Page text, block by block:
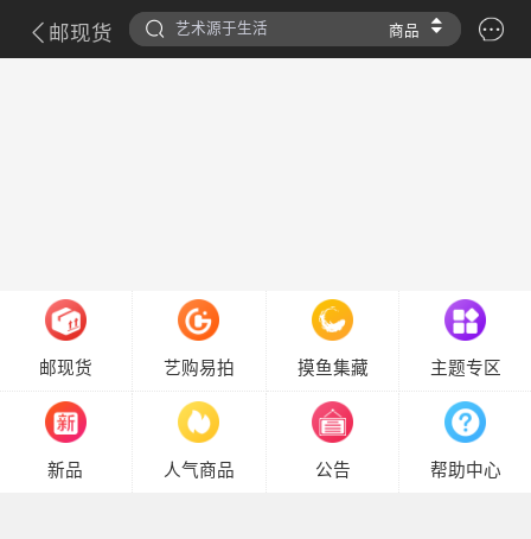
邮现货 商品
邮现货 艺购易拍 摸鱼集藏 主题专区
新品 人气商品 公告 帮助中心